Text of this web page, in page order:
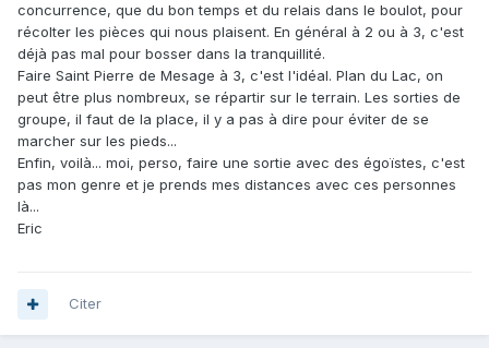
concurrence, que du bon temps et du relais dans le boulot, pour
récolter les pièces qui nous plaisent. En général à 2 ou à 3, c'est
déjà pas mal pour bosser dans la tranquillité.
Faire Saint Pierre de Mesage à 3, c'est l'idéal. Plan du Lac, on
peut être plus nombreux, se répartir sur le terrain. Les sorties de
groupe, il faut de la place, il y a pas à dire pour éviter de se
marcher sur les pieds...
Enfin, voilà... moi, perso, faire une sortie avec des égoïstes, c'est
pas mon genre et je prends mes distances avec ces personnes
là...
Eric
Citer